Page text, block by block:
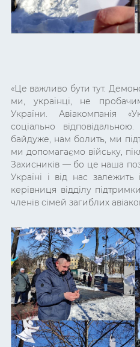
«Це важливо бути тут.
ми, українці, не
України. Авіакомпанія
соціально
байдуже, нам болить, ми
ми допомагаємо війську,
Захисників — бо це наша
Україні і від нас залежить
керівниця відділу
членів сімей загиблих